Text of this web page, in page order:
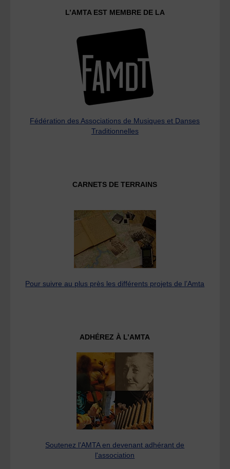
L’AMTA EST MEMBRE DE LA
Fédération des Associations de Musiques et Danses
Traditionnelles
CARNETS DE TERRAINS
Pour suivre au plus près les différents projets de l’Amta
ADHÉREZ À L’AMTA
Soutenez l'AMTA en devenant adhérant de
l'association